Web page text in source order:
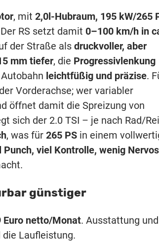
, mit 2,0l-Hubraum, 195 kW/265
RS setzt damit 0–100 km/h in
der Straße als druckvoller, aber
mm tiefer, die Progressivlenkung
leichtfüßig und präzise.
Vorderachse; wer variabler
öffnet damit die Spreizung von
sich der 2.0 TSI – je nach Rad/
, was für 265 PS in einem
Punch, viel Kontrolle, wenig
günstiger
Euro netto/Monat. Ausstattung und
Laufleistung.